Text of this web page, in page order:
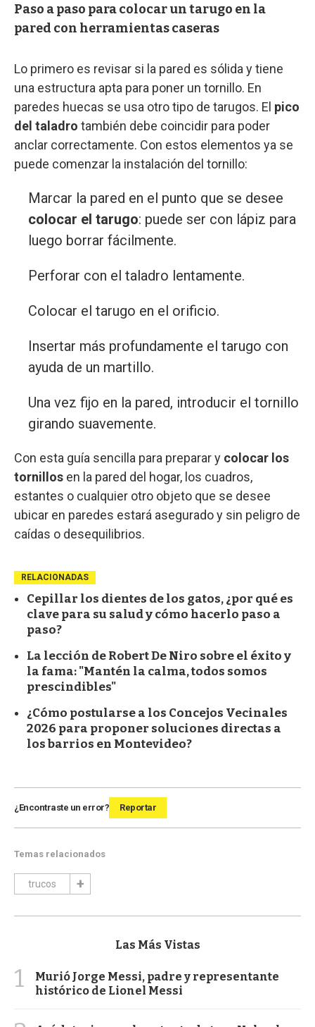
Paso a paso para colocar un tarugo en la
pared con herramientas caseras
Lo primero es revisar si la pared es sólida y tiene
una estructura apta para poner un tornillo. En
paredes huecas se usa otro tipo de tarugos. El pico
del taladro también debe coincidir para poder
anclar correctamente. Con estos elementos ya se
puede comenzar la instalación del tornillo:
Marcar la pared en el punto que se desee
colocar el tarugo: puede ser con lápiz para
luego borrar fácilmente.
Perforar con el taladro lentamente.
Colocar el tarugo en el orificio.
Insertar más profundamente el tarugo con
ayuda de un martillo.
Una vez fijo en la pared, introducir el tornillo
girando suavemente.
Con esta guía sencilla para preparar y colocar los
tornillos en la pared del hogar, los cuadros,
estantes o cualquier otro objeto que se desee
ubicar en paredes estará asegurado y sin peligro de
caídas o desequilibrios.
RELACIONADAS
Cepillar los dientes de los gatos, ¿por qué es
clave para su salud y cómo hacerlo paso a
paso?
La lección de Robert De Niro sobre el éxito y
la fama: "Mantén la calma, todos somos
prescindibles"
¿Cómo postularse a los Concejos Vecinales
2026 para proponer soluciones directas a
los barrios en Montevideo?
¿Encontraste un error? Reportar
Temas relacionados
trucos
Las Más Vistas
1
Murió Jorge Messi, padre y representante
histórico de Lionel Messi